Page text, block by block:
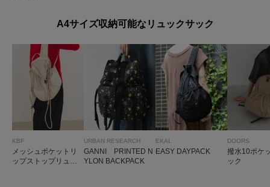
A4サイズ収納可能なリュックサック
KBF
メッシュポケットリ
ップストップリュッ
URBAN RESEARCH
GANNI PRINTED N
YLON BACKPACK
EKAL
EASY DAYPACK
DOORS
撥水10ポケ
ック